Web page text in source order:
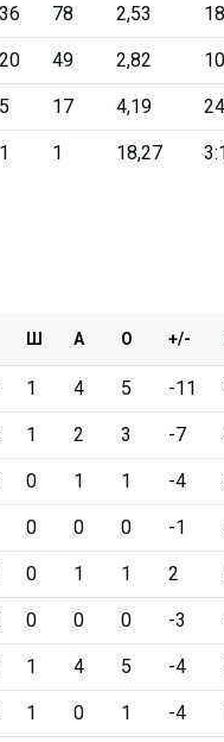
Дивизион
36 78 2,53
20 49 2,82
5 17 4,19
1 1 18,27
Ш А О +/-
1 4 5 -11
1 2 3 -7
0 1 1 -4
0 0 0 -1
0 1 1 2
0 0 0 -3
1 4 5 -4
1 0 1 -4